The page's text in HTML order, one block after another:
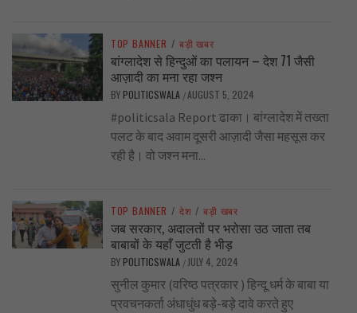
TOP BANNER / बड़ी खबर
बांग्लादेश से हिन्दुओं का पलायन – देश 71 जैसी
आज़ादी का मना रहा जश्न
BY POLITICSWALA /AUGUST 5, 2024
#politicsala Report ढाका। बांग्लादेश में तख्ता
पलट के बाद अवाम दूसरी आज़ादी जैसा महसूस कर
रही है। वो जश्न मना...
TOP BANNER / देश / बड़ी खबर
जब सरकार, अदालतों पर भरोसा उठ जाता तब
बाबाबों के यहाँ जुटती है भीड़
BY POLITICSWALA / JULY 4, 2024
सुनील कुमार (वरिष्ठ पत्रकार ) हिन्दू धर्म के बाबा या
प्रवचनकर्ता अंधाधुंध बड़े-बड़े दावे करते हुए